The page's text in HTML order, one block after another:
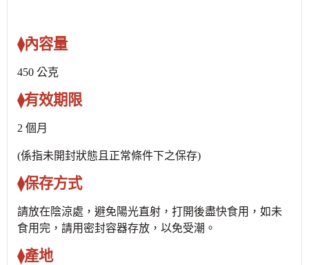
⧫內容量
450 公克
⧫有效期限
2 個月
(係指未開封狀態且正常條件下之保存)
⧫保存方式
請放在陰涼處，避免陽光直射，打開後盡快食用，如未
食用完，請用密封容器存放，以免受潮。
⧫產地